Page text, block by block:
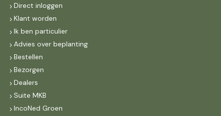
Direct inloggen
Klant worden
Ik ben particulier
Advies over beplanting
Bestellen
Bezorgen
Dealers
Suite MKB
IncoNed Groen